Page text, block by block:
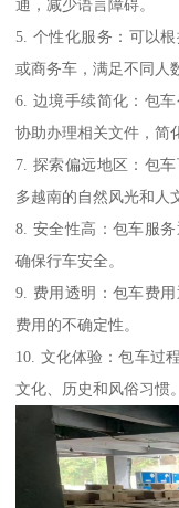
通，减少语言障碍。
5. 个性化服务：可以
或商务车，满足不同人
6. 边境手续简化：包
协助办理相关文件，简
7. 探索偏远地区：包
多越南的自然风光和人
8. 安全性高：包车服
确保行车安全。
9. 费用透明：包车费
费用的不确定性。
10. 文化体验：包车过
文化、历史和风俗习惯。